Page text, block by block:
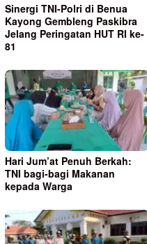
Sinergi TNI-Polri di Benua
Kayong Gembleng Paskibra
Jelang Peringatan HUT RI ke-
81
Hari Jum’at Penuh Berkah:
TNI bagi-bagi Makanan
kepada Warga